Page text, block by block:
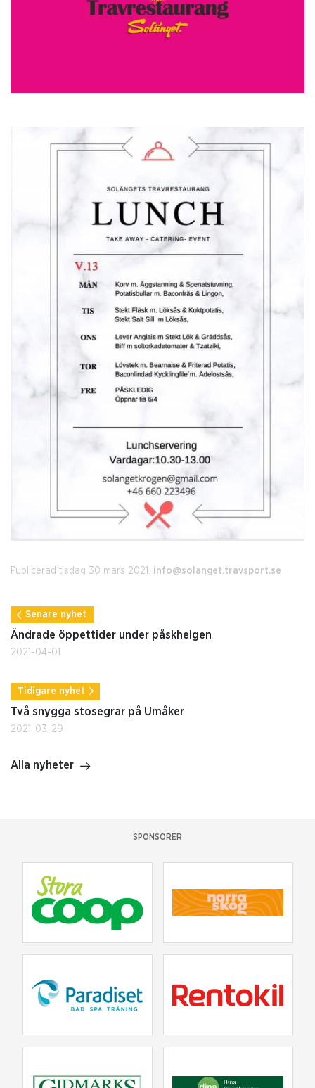
Publicerad tisdag 30 mars 2021. info@solanget.travsport.se
Senare nyhet
Ändrade öppettider under påskhelgen
2021-04-01
Tidigare nyhet
Två snygga stosegrar på Umåker
2021-03-29
Alla nyheter
SPONSORER